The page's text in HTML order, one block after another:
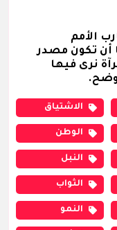
الأمم
أن تكون مصدر
نرى فيها
الاشتياق
الوطن
النبل
الثواب
النمو